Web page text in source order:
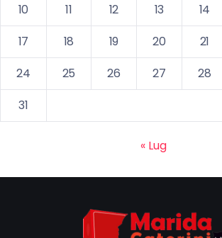
10
11 12 13 14
17
18 19 20 21
24
25 26 27 28
31
« Lug